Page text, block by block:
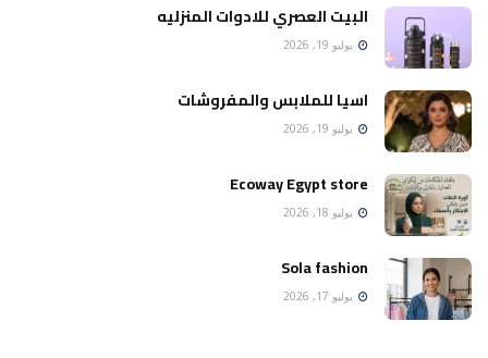
البيت العصري للادوات المنزليه
يوليو 19, 2026
اسيا للملابس والمفروشات
يوليو 19, 2026
Ecoway Egypt store
يوليو 18, 2026
Sola fashion
يوليو 17, 2026